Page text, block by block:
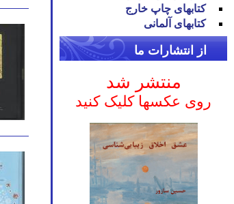
کتاب‪های چاپ خارج
کتاب‪های آلمانی
از انتشارات ما
منتشر شد
روی عکسها کلیک کنید